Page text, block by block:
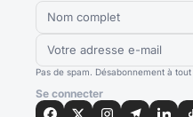
Pas de spam. Désabonnement à tout
Se connecter